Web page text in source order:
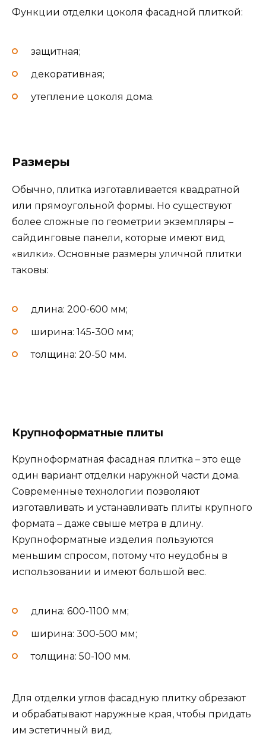
Функции отделки цоколя фасадной плиткой:
защитная;
декоративная;
утепление цоколя дома.
Размеры
Обычно, плитка изготавливается квадратной
или прямоугольной формы. Но существуют
более сложные по геометрии экземпляры –
сайдинговые панели, которые имеют вид
«вилки». Основные размеры уличной плитки
таковы:
длина: 200-600 мм;
ширина: 145-300 мм;
толщина: 20-50 мм.
Крупноформатные плиты
Крупноформатная фасадная плитка – это еще
один вариант отделки наружной части дома.
Современные технологии позволяют
изготавливать и устанавливать плиты крупного
формата – даже свыше метра в длину.
Крупноформатные изделия пользуются
меньшим спросом, потому что неудобны в
использовании и имеют большой вес.
длина: 600-1100 мм;
ширина: 300-500 мм;
толщина: 50-100 мм.
Для отделки углов фасадную плитку обрезают
и обрабатывают наружные края, чтобы придать
им эстетичный вид.